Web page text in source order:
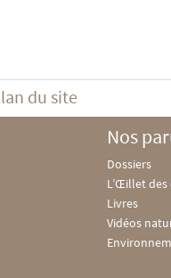
du site
Nos
Dossiers
L’Œillet des
Livres
Vidéos